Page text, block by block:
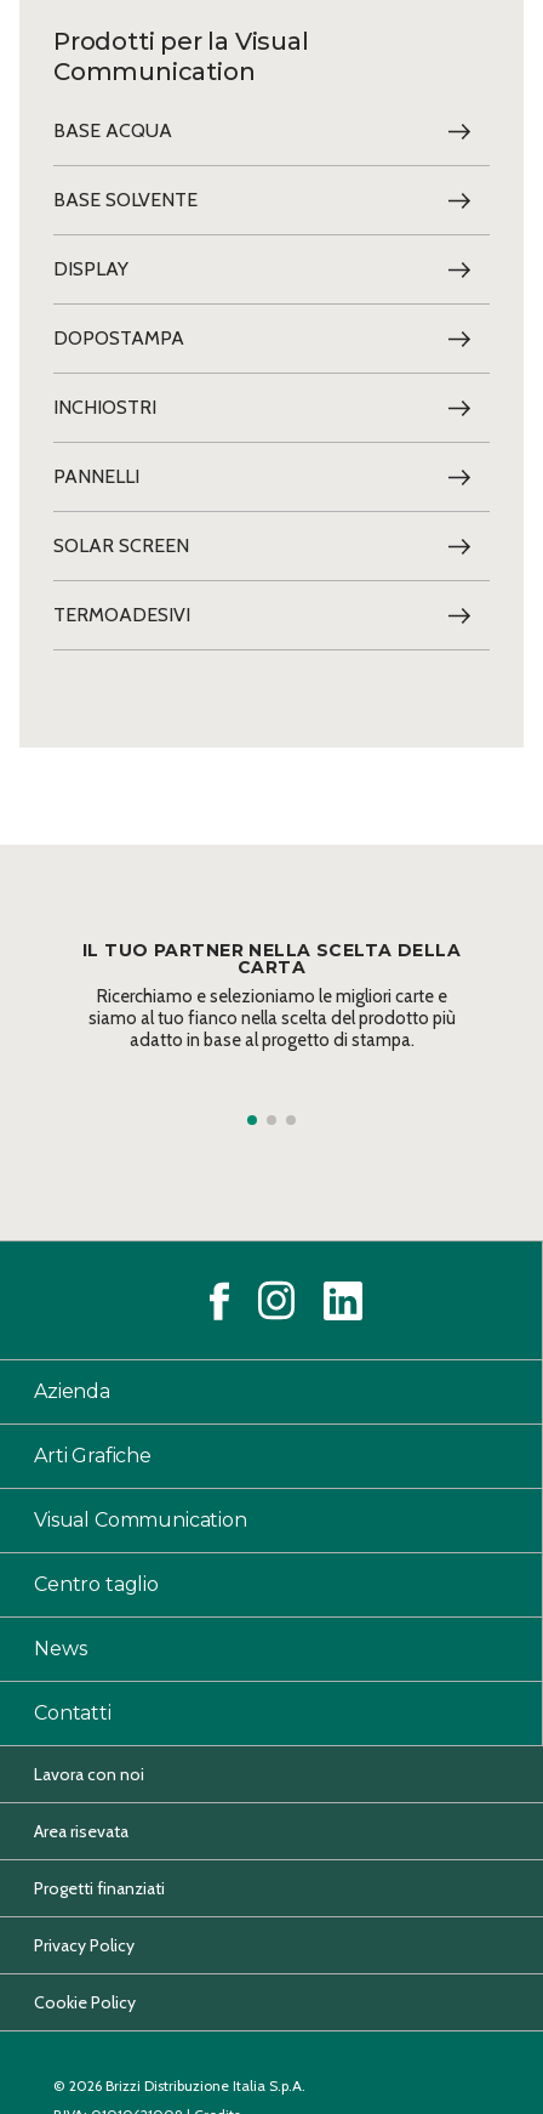
Prodotti per la Visual
Communication
BASE ACQUA
BASE SOLVENTE
DISPLAY
DOPOSTAMPA
INCHIOSTRI
PANNELLI
SOLAR SCREEN
TERMOADESIVI
IL TUO PARTNER NELLA SCELTA DELLA
CARTA
Ricerchiamo e selezioniamo le migliori carte e
siamo al tuo fianco nella scelta del prodotto più
adatto in base al progetto di stampa.
Azienda
Arti Grafiche
Visual Communication
Centro taglio
News
Contatti
Lavora con noi
Area risevata
Progetti finanziati
Privacy Policy
Cookie Policy
© 2026 Brizzi Distribuzione Italia S.p.A.